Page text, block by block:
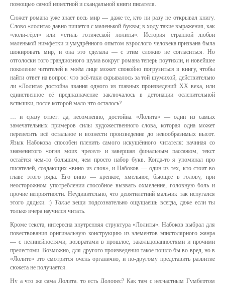
помощью самой известной и скандальной книги писателя.
Сюжет романа уже знает весь мир — даже те, кто ни разу не открывал книгу.
Слово «лолита» давно пишется с маленькой буквы; в ходу такие выражения, как
«лоли-гёрл» или «стиль готической лолиты». История странной любви
маленькой нимфетки и умудрённого опытом взрослого человека призвана была
шокировать мир, и она это сделала — с этим сложно не согласиться. Но
отголоски того грандиозного шума вокруг романа теперь поутихли, и новейшее
поколение читателей в моём лице может спокойно погрузиться в книгу, чтобы
найти ответ на вопрос: что всё-таки скрывалось за той шумихой, действительно
ли «Лолита» достойна звания одного из главных произведений ХХ века, или
единственное её предназначение заключалось в детонации ослепительной
вспышки, после которой мало что осталось?
… и сразу ответ: да, несомненно, достойна. «Лолита» — один из самых
замечательных примеров силы художественного слова, которая одна может
перевесить всё остальное и вознести произведение до невообразимых высот.
Язык Набокова способен пленить самого искушённого читателя: начиная со
знаменитого «огня моих чресел» и завершая финальным пассажом, текст
остаётся чем-то большим, чем просто набор букв. Когда-то я упоминал про
писателей, создающих «вино из слов», и Набоков — один из тех, кто стоит во
главе этого ряда. Его вино — крепкое, хмельное, бьющее в голову, при
неосторожном употреблении способное вызвать охмеление, головную боль и
прочие неприятности. Неудивительно, что девятилетний мальчик так испугался
этого дядьки. :) Такиевещи подсознательно ощущаешь всегда, даже если ты
только вчера научился читать.
Кроме текста, интересна внутренняя структура «Лолиты». Набоков выбрал для
повествования оригинальную конструкцию из элементов эпистолярного жанра
— с нелинейностями, возвратами в прошлое, закольцованностями и прочими
прелестями. Возможно, для другого произведения такое пошло бы во вред, но в
«Лолите» это смотрится очень органично, и по-другому представить развитие
сюжета не получается.
Ну а что же сама Лолита, то есть Долорес? Как там с несчастным Гумбертом